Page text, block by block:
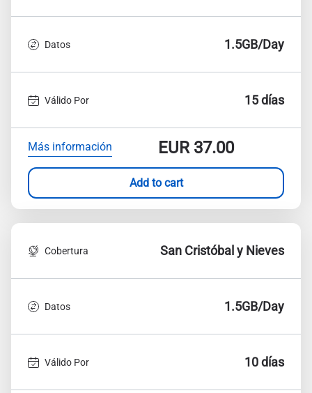
Datos 1.5GB/Day
Válido Por 15 días
Más información EUR37.00
Add to cart
Cobertura San Cristóbal y Nieves
Datos 1.5GB/Day
Válido Por 10 días